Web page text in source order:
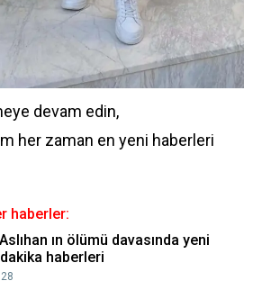
devam edin,
her zaman en yeni haberleri
haberler:
ın ölümü davasında yeni
haberleri